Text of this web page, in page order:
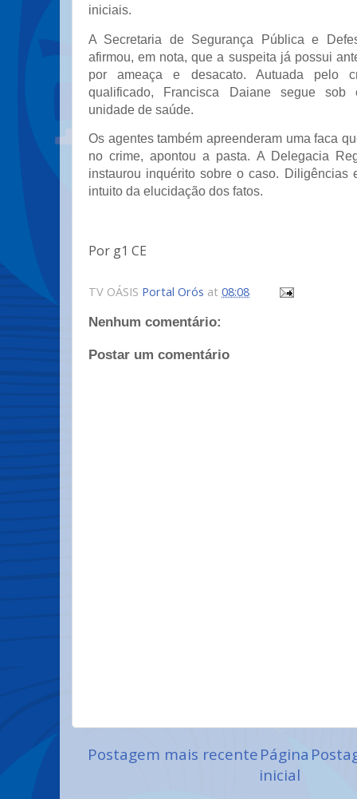
iniciais.
A Secretaria de Segurança Pública e
afirmou, em nota, que a suspeita já possui
por ameaça e desacato. Autuada pelo
qualificado, Francisca Daiane segue sob
unidade de saúde.
Os agentes também apreenderam uma faca
no crime, apontou a pasta. A Delegacia
instaurou inquérito sobre o caso. Diligências
intuito da elucidação dos fatos.
Por g1 CE
TV OÁSIS Portal Orós at 08:08
Nenhum comentário:
Postar um comentário
Postagem mais recentePágina
inicial